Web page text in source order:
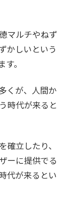
マルチやねず
かしいという
。
くが、人間か
時代が来ると
立したり、
ーに提供でる
代が来るとい